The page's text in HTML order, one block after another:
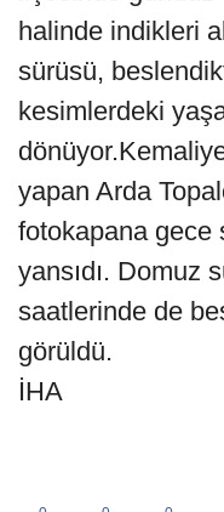
halinde indikleri
sürüsü,
kesimlerdeki
yapan Arda
fotokapana gece
yansıdı. Domuz
saatlerinde de
görüldü.
İHA